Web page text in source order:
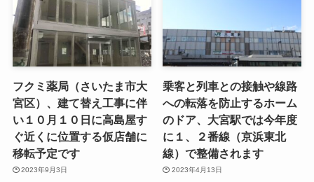
フクミ薬局（さいたま市大
宮区）、建て替え工事に伴
い１０月１０日に高島屋す
ぐ近くに位置する仮店舗に
移転予定です
2023年9月3日
乗客と列車との接触や線路
への転落を防止するホーム
のドア、大宮駅では今年度
に１、２番線（京浜東北
線）で整備されます
2023年4月13日